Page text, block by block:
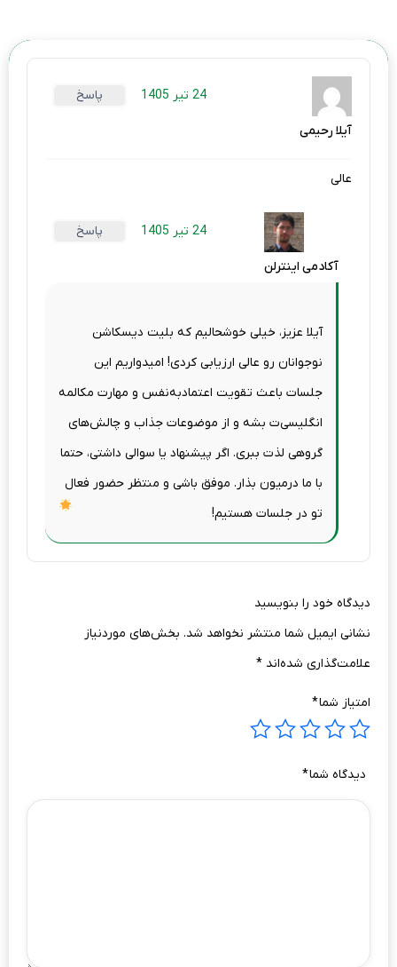
آیلا رحیمی
24 تیر 1405 پاسخ
عالی
آکادمی اینترلن
24 تیر 1405 پاسخ
آیلا عزیز، خیلی خوشحالیم که بلیت دیسکاشن
نوجوانان رو عالی ارزیابی کردی! امیدواریم این
جلسات باعث تقویت اعتمادبه‌نفس و مهارت مکالمه
انگلیسی‌ت بشه و از موضوعات جذاب و چالش‌های
گروهی لذت ببری. اگر پیشنهاد یا سوالی داشتی، حتما
با ما درمیون بذار. موفق باشی و منتظر حضور فعال
تو در جلسات هستیم!
دیدگاه خود را بنویسید
نشانی ایمیل شما منتشر نخواهد شد. بخش‌های موردنیاز
علامت‌گذاری شده‌اند *
امتیاز شما*
دیدگاه شما*